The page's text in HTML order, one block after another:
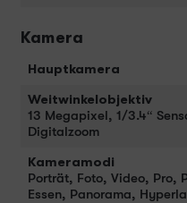
Kamera
Hauptkamera
Weitwinkelobjektiv
13 Megapixel, 1/3.4“
Digitalzoom
Kameramodi
Porträt, Foto, Video, Pro,
Essen, Panorama,